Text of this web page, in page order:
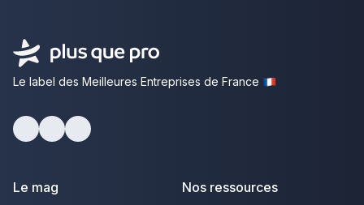
Le label des Meilleures Entreprises de France
Le mag Nos ressources